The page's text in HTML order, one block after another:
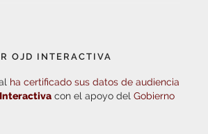
OJD INTERACTIVA
ha certificado sus datos de audiencia
con el apoyo del Gobierno